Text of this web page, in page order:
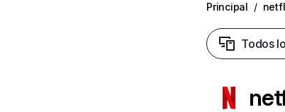
Principal /
Todos